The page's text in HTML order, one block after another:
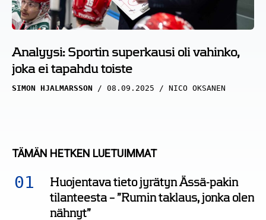
Analyysi: Sportin superkausi oli vahinko,
joka ei tapahdu toiste
SIMON HJALMARSSON 08.09.2025 NICO OKSANEN
TÄMÄN HETKEN LUETUIMMAT
Huojentava tieto jyrätyn Ässä-pakin
tilanteesta – ”Rumin taklaus, jonka olen
nähnyt”